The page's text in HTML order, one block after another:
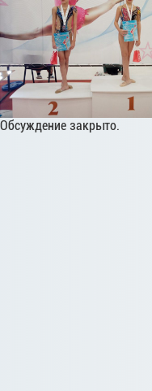
Обсуждение закрыто.